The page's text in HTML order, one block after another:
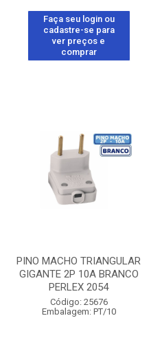
Faça seu login ou
cadastre-se para
ver preços e
comprar
PINO MACHO TRIANGULAR
GIGANTE 2P 10A BRANCO
PERLEX 2054
Código: 25676
Embalagem: PT/10